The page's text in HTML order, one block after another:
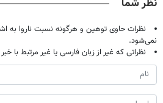
نظرات حاوی توهین و هرگونه نسبت ناروا
نمی‌شود.
نظراتی که غیر از زبان فارسی یا غیر مرتبط با